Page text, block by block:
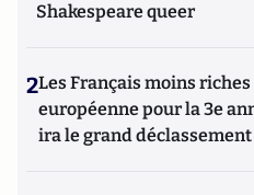
Shakespeare queer
2Les Français moins
européenne pour la 3e
ira le grand déclassement